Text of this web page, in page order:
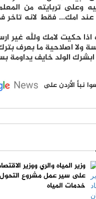
وعلى تربايته من
امك... فقط لانه تاخر
حكيت لامك ولله غير
ولا اصلاحية ما بعرف
الولد خايف يداومة
نبأ الأردن على
وزير المياه والري ووزير
على سير عمل مشروع التحول
خدمات المياه